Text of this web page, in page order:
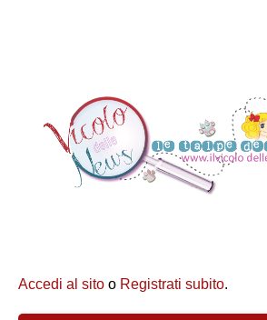
Accedi al sito o Registrati subito.